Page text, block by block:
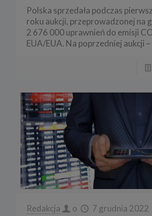
Polska sprzedała podczas
roku aukcji, przeprowadzonej na
2 676 000 uprawnień do emisji
EUA/EUA. Na poprzedniej aukcji –
Redakcja o 7 grudnia 2022